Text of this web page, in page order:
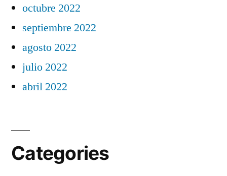
octubre 2022
septiembre 2022
agosto 2022
julio 2022
abril 2022
Categories